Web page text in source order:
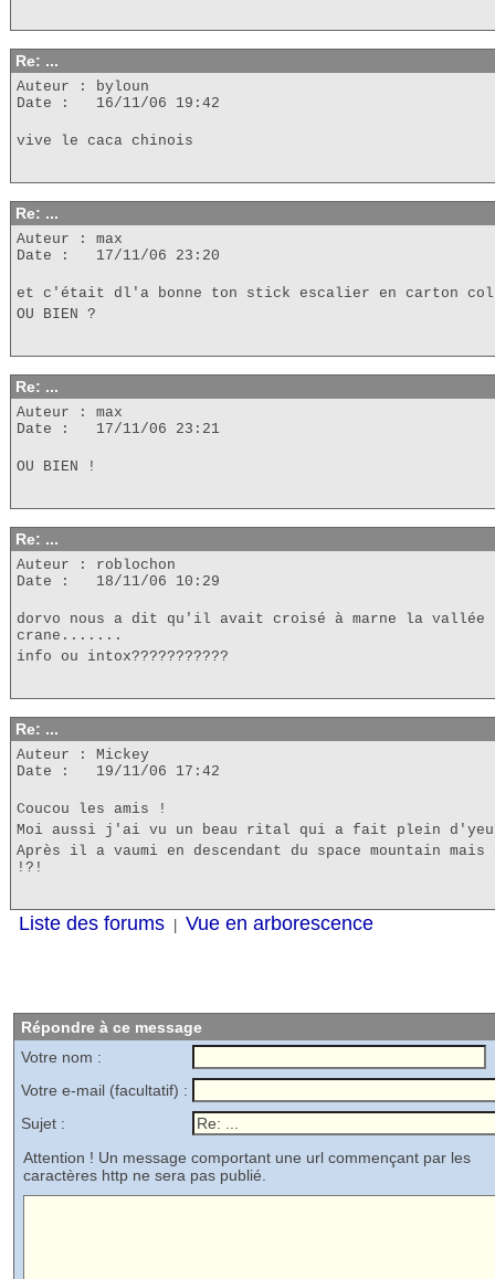
Re: ...
Auteur : byloun
Date : 16/11/06 19:42
vive le caca chinois
Re: ...
Auteur : max
Date : 17/11/06 23:20
et c'était dl'a bonne ton stick escalier en carton
OU BIEN ?
Re: ...
Auteur : max
Date : 17/11/06 23:21
OU BIEN !
Re: ...
Auteur : roblochon
Date : 18/11/06 10:29
dorvo nous a dit qu'il avait croisé à marne la vallée
crane.......
info ou intox???????????
Re: ...
Auteur : Mickey
Date : 19/11/06 17:42
Coucou les amis !
Moi aussi j'ai vu un beau rital qui a fait plein
Après il a vaumi en descendant du space mountain
!?!
Liste des forums Vue en arborescence
Répondre à ce message
Votre nom :
Votre e-mail (facultatif) :
Sujet :
Attention ! Un message comportant une url commençant par les
caractères http ne sera pas publié.